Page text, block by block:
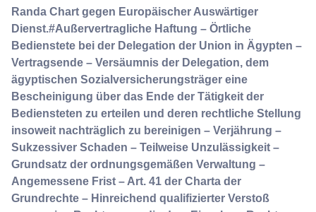
Randa Chart gegen Europäischer Auswärtiger
Dienst.#Außervertragliche Haftung – Örtliche
Bedienstete bei der Delegation der Union in Ägypten –
Vertragsende – Versäumnis der Delegation, dem
ägyptischen Sozialversicherungsträger eine
Bescheinigung über das Ende der Tätigkeit der
Bediensteten zu erteilen und deren rechtliche Stellung
insoweit nachträglich zu bereinigen – Verjährung –
Sukzessiver Schaden – Teilweise Unzulässigkeit –
Grundsatz der ordnungsgemäßen Verwaltung –
Angemessene Frist – Art. 41 der Charta der
Grundrechte – Hinreichend qualifizierter Verstoß